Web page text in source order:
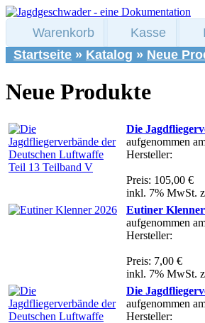
Warenkorb Kasse
Startseite » Katalog » Neue
Neue Produkte
Die
aufgenommen
Hersteller:
Preis: 105,00 €
inkl. 7% MwSt.
Eutiner
aufgenommen
Hersteller:
Preis: 7,00 €
inkl. 7% MwSt.
Die
aufgenommen
Hersteller: